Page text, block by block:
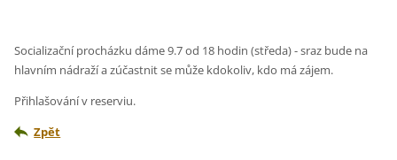
Socializační procházku dáme 9.7 od 18 hodin (středa) - sraz bude na
hlavním nádraží a zúčastnit se může kdokoliv, kdo má zájem.
Přihlašování v reserviu.
Zpět